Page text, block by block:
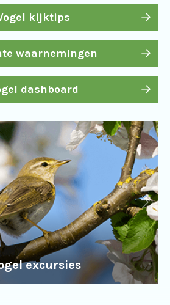
kijktips
waarnemingen
dashboard
excursies